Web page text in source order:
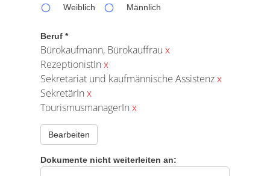
Weiblich
Männlich
Beruf *
Bürokaufmann, Bürokauffrau x
RezeptionistIn x
Sekretariat und kaufmännische Assistenzx
SekretärIn x
TourismusmanagerIn x
Bearbeiten
Dokumente nicht weiterleiten an: